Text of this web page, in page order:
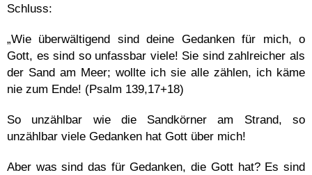
Schluss:
„Wie überwältigend sind deine Gedanken für mich, o
Gott, es sind so unfassbar viele! Sie sind zahlreicher als
der Sand am Meer; wollte ich sie alle zählen, ich käme
nie zum Ende! (Psalm 139,17+18)
So unzählbar wie die Sandkörner am Strand, so
unzählbar viele Gedanken hat Gott über mich!
Aber was sind das für Gedanken, die Gott hat? Es sind